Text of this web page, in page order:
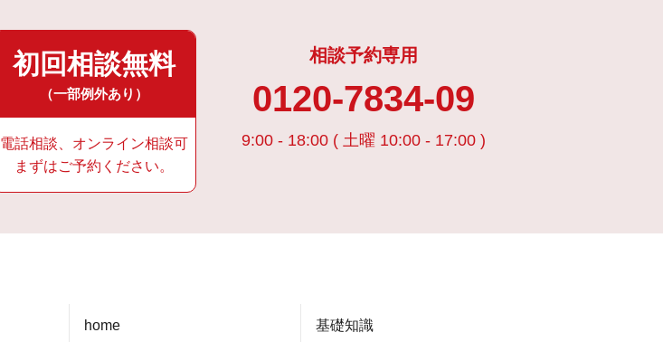
初回相談無料
（一部例外あり）
電話相談、オンライン相談可
まずはご予約ください。
相談予約専用
0120-7834-09
9:00 - 18:00 ( 土曜 10:00 - 17:00 )
home 基礎知識